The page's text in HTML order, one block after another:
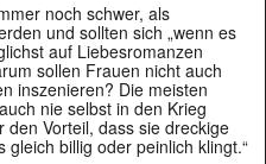
noch schwer, als
und sollten sich „wenn es
auf Liebesromanzen
sollen Frauen nicht auch
inszenieren? Die meisten
nie selbst in den Krieg
Vorteil, dass sie dreckige
billig oder peinlich klingt.“